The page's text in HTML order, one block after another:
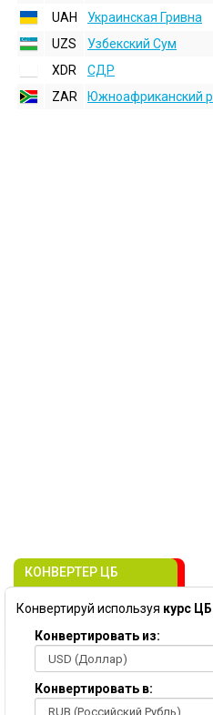
UAH
Украинская Гривна
UZS
Узбекский Сум
XDR
СДР
ZAR
Южноафриканский
КОНВЕРТЕР ЦБ
Конвертируй используя курс ЦБ
Конвертировать из:
Конвертировать в: